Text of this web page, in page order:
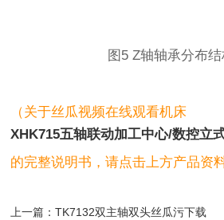
图5 Z轴轴承分布结
（关于丝瓜视频在线观看机床
XHK715五轴联动加工中心/数控立
的完整说明书，请点击上方产品资
上一篇：TK7132双主轴双头丝瓜污下载